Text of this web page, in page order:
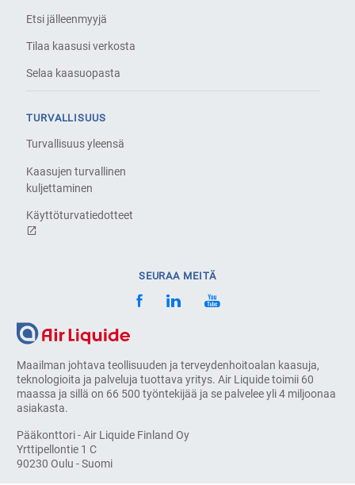
Maailman johtava teollisuuden ja terveydenhoitoalan kaasuja,
teknologioita ja palveluja tuottava yritys. Air Liquide toimii 60
maassa ja sillä on 66 500 työntekijää ja se palvelee yli 4 miljoonaa
asiakasta.
Pääkonttori - Air Liquide Finland Oy
Yrttipellontie 1 C
90230 Oulu - Suomi
Etsi jälleenmyyjä
Tilaa kaasusi verkosta
Selaa kaasuopasta
TURVALLISUUS
Turvallisuus yleensä
Kaasujen turvallinen
kuljettaminen
Käyttöturvatiedotteet
SEURAA MEITÄ